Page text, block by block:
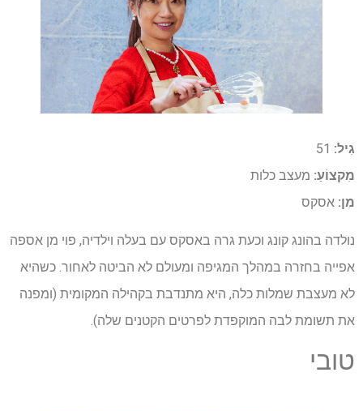
גִיל: 51
מִקצוֹעַ: מעצב כלות
מִן: אסקס
נולדה בהונג קונג וכעת גרה באסקס עם בעלה וילדיה, פוי מן אספה
אפייה בחזרה במהלך המגיפה ומעולם לא הביטה לאחור. כשהיא
לא מעצבת שמלות כלה, היא מתנדבת בקהילה המקומית (ומפנה
את תשומת לבה המוקפדת לפרטים הקטנים שלה).
טובי